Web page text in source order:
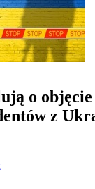
o objęcie
z